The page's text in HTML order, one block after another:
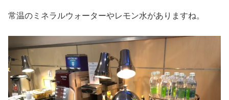
常温のミネラルウォーターやレモン水がありますね。